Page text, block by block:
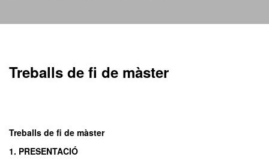
Treballs de fi de màster
Treballs de fi de màster
1. PRESENTACIÓ